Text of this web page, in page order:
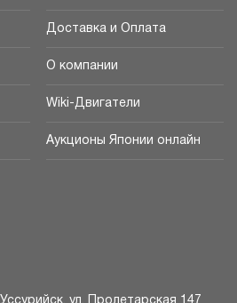
Доставка и Оплата
О компании
Wiki-Двигатели
Аукционы Японии онлайн